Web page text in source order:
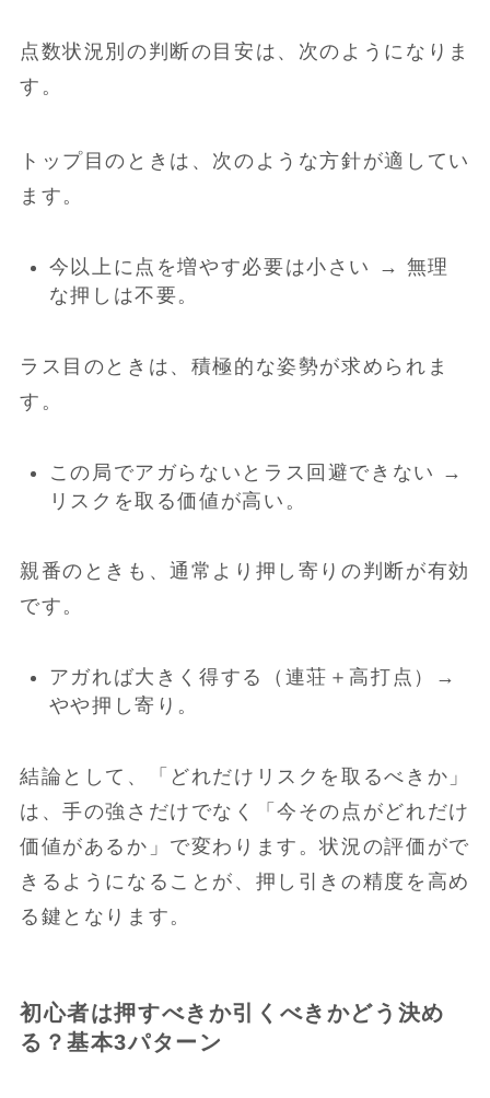
点数状況別の判断の目安は、次のようになりま
す。
トップ目のときは、次のような方針が適してい
ます。
今以上に点を増やす必要は小さい → 無理
な押しは不要。
ラス目のときは、積極的な姿勢が求められま
す。
この局でアガらないとラス回避できない →
リスクを取る価値が高い。
親番のときも、通常より押し寄りの判断が有効
です。
アガれば大きく得する（連荘＋高打点）→
やや押し寄り。
結論として、「どれだけリスクを取るべきか」
は、手の強さだけでなく「今その点がどれだけ
価値があるか」で変わります。状況の評価がで
きるようになることが、押し引きの精度を高め
る鍵となります。
初心者は押すべきか引くべきかどう決め
る？基本3パターン